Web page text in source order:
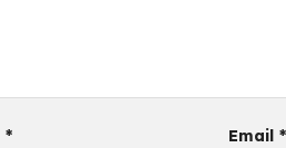
* Email *